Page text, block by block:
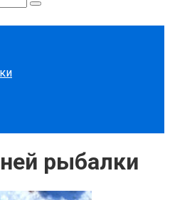
рыбалки